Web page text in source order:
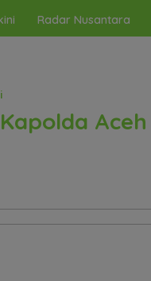
Radar Nusantara